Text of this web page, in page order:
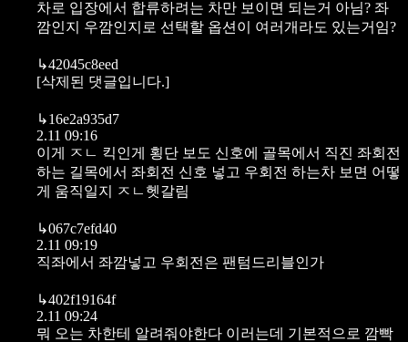
차로 입장에서 합류하려는 차만 보이면 되는거 아님? 좌
깜인지 우깜인지로 선택할 옵션이 여러개라도 있는거임?
↳42045c8eed
[삭제된 댓글입니다.]
↳16e2a935d7
2.11 09:16
이게 ㅈㄴ 킥인게 횡단 보도 신호에 골목에서 직진 좌회전
하는 길목에서 좌회전 신호 넣고 우회전 하는차 보면 어떻
게 움직일지 ㅈㄴ헷갈림
↳067c7efd40
2.11 09:19
직좌에서 좌깜넣고 우회전은 팬텀드리블인가
↳402f19164f
2.11 09:24
뭐 오는 차한테 알려줘야한다 이러는데 기본적으로 깜빡